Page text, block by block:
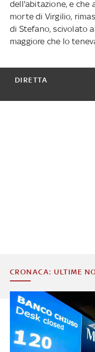
dell'abitazione, e che
morte di Virgilio,
di Stefano, scivolato
maggiore che lo
DIRETTA
CRONACA: ULTIME